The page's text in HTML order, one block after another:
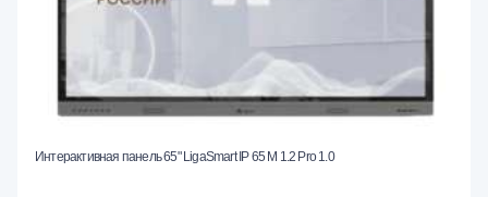
Интерактивная панель 65" LigaSmart IP 65 M 1.2 Pro 1.0